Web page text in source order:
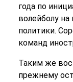
года по
волейболу
политики.
команд
Таким же
прежнему